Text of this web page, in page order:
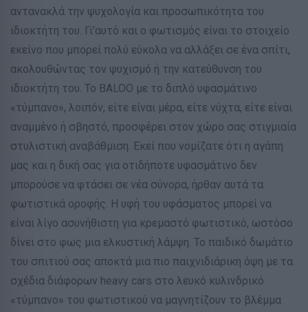
αντανακλά την ψυχολογία και προσωπικότητα του
ιδιοκτήτη του. Γι’αυτό και ο φωτισμός είναι το στοιχείο
εκείνο που μπορεί πολύ εύκολα να αλλάξει σε ένα σπίτι,
ακολουθώντας τον ψυχισμό ή την κατεύθυνση του
ιδιοκτήτη του. Το BALOO με το διπλό υφασμάτινο
«τύμπανο», λοιπόν, είτε είναι μέρα, είτε νύχτα, είτε είναι
αναμμένο ή σβηστό, προσφέρει στον χώρο σας στιγμιαία
στυλιστική αναβάθμιση. Εκεί που νομίζατε ότι η αγάπη
μας και η δική σας για οτιδήποτε υφασμάτινο δεν
μπορούσε να φτάσει σε νέα σύνορα, ήρθαν αυτά τα
φωτιστικά οροφής. Η υφή του υφάσματος μπορεί να
είναι λίγο ασυνήθιστη για κρεμαστό φωτιστικό, ωστόσο
δίνει στο φως μια ελκυστική λάμψη. Το παιδικό δωμάτιο
του σπιτιού σας αποκτά μια πιο παιχνιδιάρικη όψη με τα
σχέδια διάφορων heavy cars στο λευκό κυλινδρικό
«τύμπανο» του φωτιστικού να μαγνητίζουν το βλέμμα